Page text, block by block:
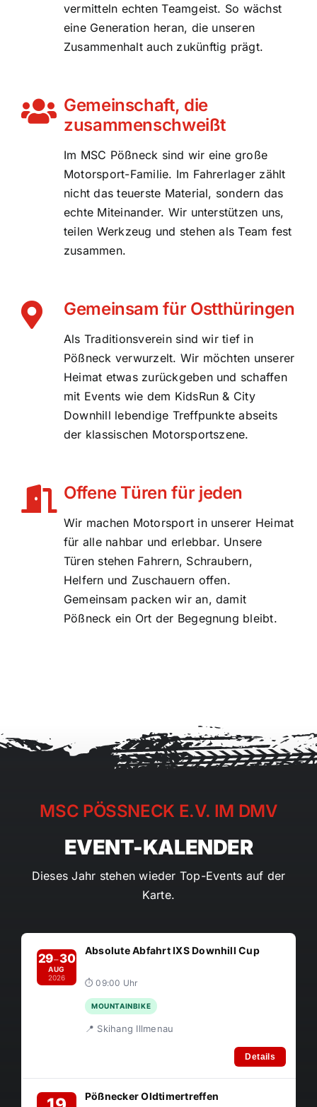
vermitteln echten Teamgeist. So wächst
eine Generation heran, die unseren
Zusammenhalt auch zukünftig prägt.
Gemeinschaft, die
zusammenschweißt
Im MSC Pößneck sind wir eine große
Motorsport-Familie. Im Fahrerlager zählt
nicht das teuerste Material, sondern das
echte Miteinander. Wir unterstützen uns,
teilen Werkzeug und stehen als Team fest
zusammen.
Gemeinsam für Ostthüringen
Als Traditionsverein sind wir tief in
Pößneck verwurzelt. Wir möchten unserer
Heimat etwas zurückgeben und schaffen
mit Events wie dem KidsRun & City
Downhill lebendige Treffpunkte abseits
der klassischen Motorsportszene.
Offene Türen für jeden
Wir machen Motorsport in unserer Heimat
für alle nahbar und erlebbar. Unsere
Türen stehen Fahrern, Schraubern,
Helfern und Zuschauern offen.
Gemeinsam packen wir an, damit
Pößneck ein Ort der Begegnung bleibt.
MSC PÖSSNECK E.V. IM DMV
EVENT-KALENDER
Dieses Jahr stehen wieder Top-Events auf der
Karte.
29–30
AUG
2026
Absolute Abfahrt IXS Downhill Cup
⏱ 09:00 Uhr
📍 Skihang Illmenau
MOUNTAINBIKE
Details
Pößnecker Oldtimertreffen